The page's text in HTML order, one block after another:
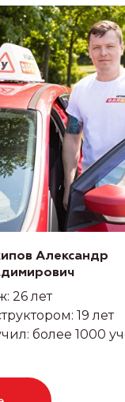
Александр
26 лет
19 лет
более 1000